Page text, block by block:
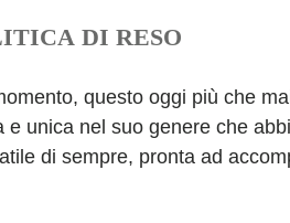
DI RESO
questo oggi più che
unica nel suo genere che
di sempre, pronta ad